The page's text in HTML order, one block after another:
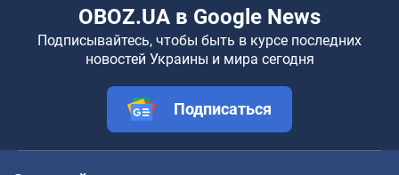
OBOZ.UA в Google News
Подписывайтесь, чтобы быть в курсе последних
новостей Украины и мира сегодня
Подписаться